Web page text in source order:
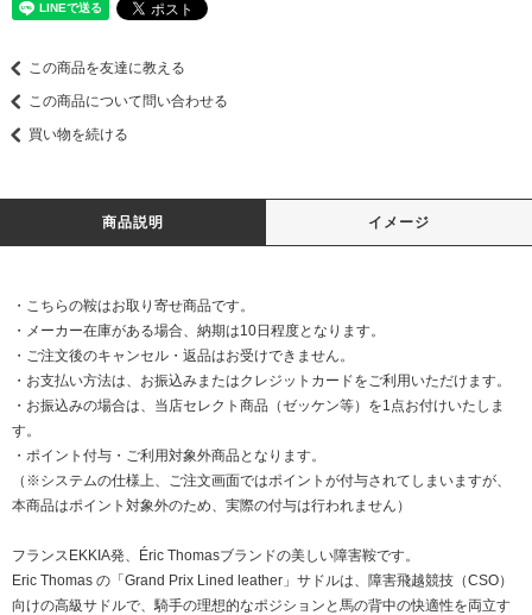
この商品を友達に教える
この商品について問い合わせる
買い物を続ける
商品説明 イメージ
・こちらの鞍はお取り寄せ商品です。
・メーカー在庫がある場合、納期は10日程度となります。
・ご注文後のキャンセル・返品はお受けできません。
・お支払い方法は、お振込みまたはクレジットカードをご利用いただけます。
・お振込みの場合は、当店セレクト商品（ゼッケン等）を1点お付けいたしま
す。
・ポイント付与・ご利用対象外商品となります。
（※システムの仕様上、ご注文画面ではポイントが付与されてしまいますが、
本商品はポイント対象外のため、​実際の付与は行われません）
フランスEKKIA発、Éric Thomasブランドの美しい障害鞍です。
Eric Thomas の「Grand Prix Lined leather」サドルは、障害飛越競技（CSO）
向けの高級サドルで、騎手の理想的なポジションと馬の背中の快適性を両立す